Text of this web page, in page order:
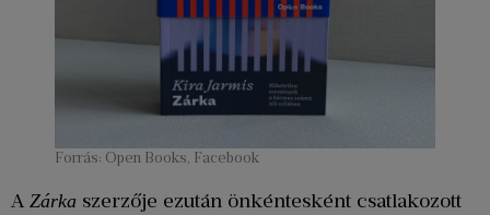
Forrás: Open Books, Facebook
A Zárka szerzője ezután önkéntesként csatlakozott